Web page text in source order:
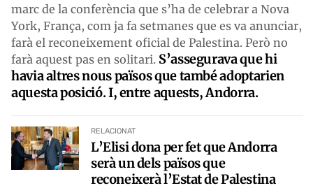
marc de la conferència que s’ha de celebrar a Nova
York, França, com ja fa setmanes que es va anunciar,
farà el reconeixement oficial de Palestina. Però no
farà aquest pas en solitari. S’assegurava que hi
havia altres nous països que també adoptarien
aquesta posició. I, entre aquests, Andorra.
RELACIONAT
L’Elisi dona per fet que Andorra
serà un dels països que
reconeixerà l’Estat de Palestina